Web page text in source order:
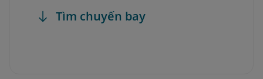
Tìm chuyến bay